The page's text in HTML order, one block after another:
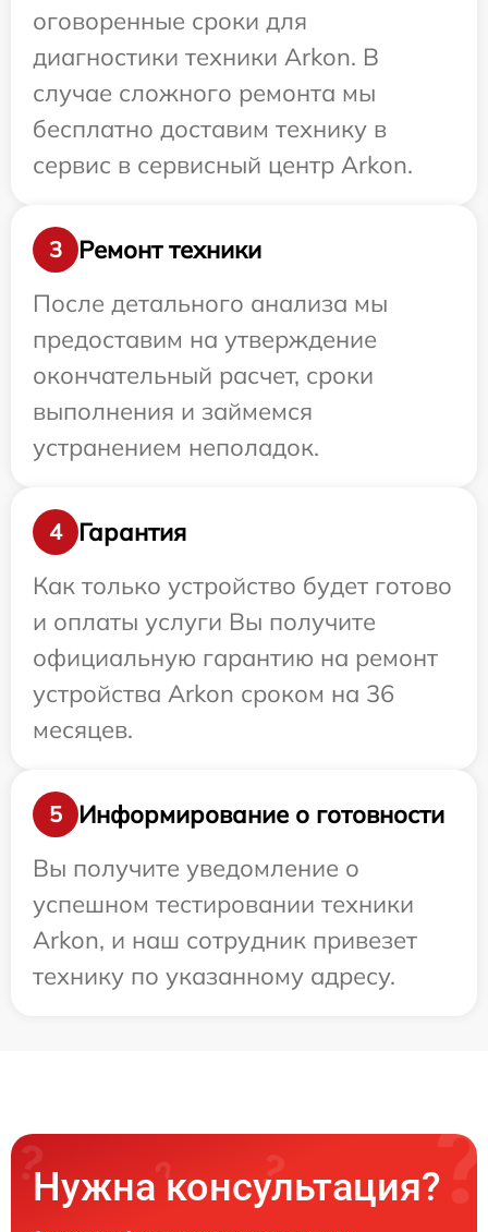
оговоренные сроки для
диагностики техники Arkon. В
случае сложного ремонта мы
бесплатно доставим технику в
сервис в сервисный центр Arkon.
3
Ремонт техники
После детального анализа мы
предоставим на утверждение
окончательный расчет, сроки
выполнения и займемся
устранением неполадок.
4
Гарантия
Как только устройство будет готово
и оплаты услуги Вы получите
официальную гарантию на ремонт
устройства Arkon сроком на 36
месяцев.
5
Информирование о готовности
Вы получите уведомление о
успешном тестировании техники
Arkon, и наш сотрудник привезет
технику по указанному адресу.
Нужна консультация?